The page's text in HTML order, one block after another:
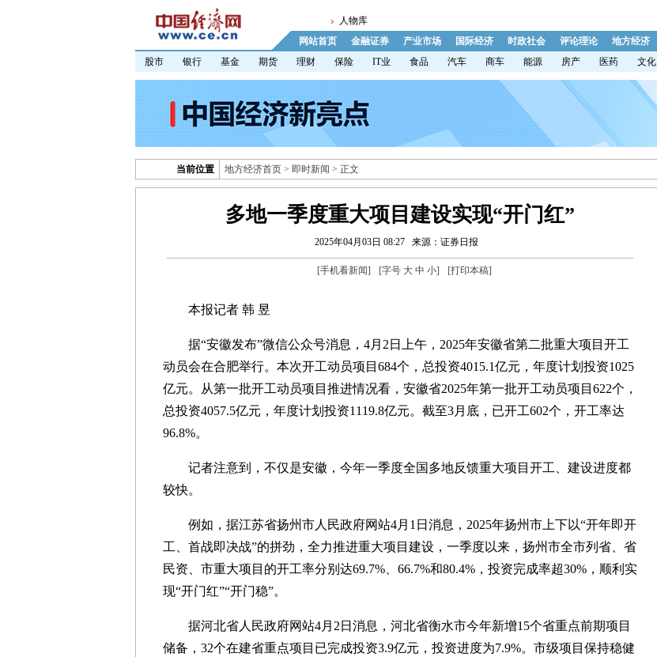
人物库
网站首页
金融证券 产业市场 国际经济 时政社会 评论理论 地方经济
股市
银行 基金 期货 理财 保险 IT业 食品 汽车 商车 能源 房产 医药 文化
当前位置 地方经济首页 > 即时新闻 > 正文
多地一季度重大项目建设实现“开门红”
2025年04月03日 08:27 来源：证券日报
[手机看新闻] [字号 大 中 小] [打印本稿]
本报记者 韩 昱
据“安徽发布”微信公众号消息，4月2日上午，2025年安徽省第二批重大项目开工
动员会在合肥举行。本次开工动员项目684个，总投资4015.1亿元，年度计划投资1025
亿元。从第一批开工动员项目推进情况看，安徽省2025年第一批开工动员项目622个，
总投资4057.5亿元，年度计划投资1119.8亿元。截至3月底，已开工602个，开工率达
96.8%。
记者注意到，不仅是安徽，今年一季度全国多地反馈重大项目开工、建设进度都
较快。
例如，据江苏省扬州市人民政府网站4月1日消息，2025年扬州市上下以“开年即开
工、首战即决战”的拼劲，全力推进重大项目建设，一季度以来，扬州市全市列省、省
民资、市重大项目的开工率分别达69.7%、66.7%和80.4%，投资完成率超30%，顺利实
现“开门红”“开门稳”。
据河北省人民政府网站4月2日消息，河北省衡水市今年新增15个省重点前期项目
储备，32个在建省重点项目已完成投资3.9亿元，投资进度为7.9%。市级项目保持稳健